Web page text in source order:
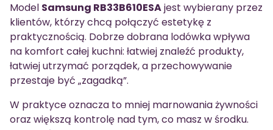
Model Samsung RB33B610ESAjest wybierany przez
klientów, którzy chcą połączyć estetykę z
praktycznością. Dobrze dobrana lodówka wpływa
na komfort całej kuchni: łatwiej znaleźć produkty,
łatwiej utrzymać porządek, a przechowywanie
przestaje być „zagadką”.
W praktyce oznacza to mniej marnowania żywności
oraz większą kontrolę nad tym, co masz w środku.